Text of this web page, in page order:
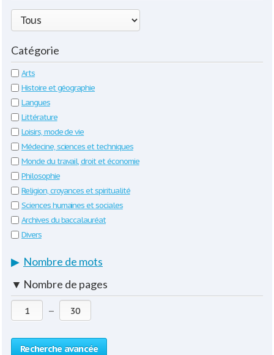
Catégorie
Arts
Histoire et géographie
Langues
Littérature
Loisirs, mode de vie
Médecine, sciences et techniques
Monde du travail, droit et économie
Philosophie
Religion, croyances et spiritualité
Sciences humaines et sociales
Archives du baccalauréat
Divers
▶ Nombre de mots
▼ Nombre de pages
—
Recherche avancée